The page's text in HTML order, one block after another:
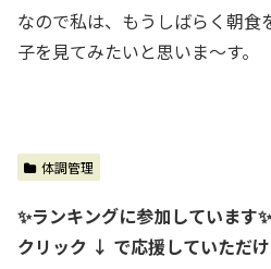
なので私は、もうしばらく朝食
子を見てみたいと思いま～す。
体調管理
✨ランキングに参加しています✨
クリック ↓ で応援していただ